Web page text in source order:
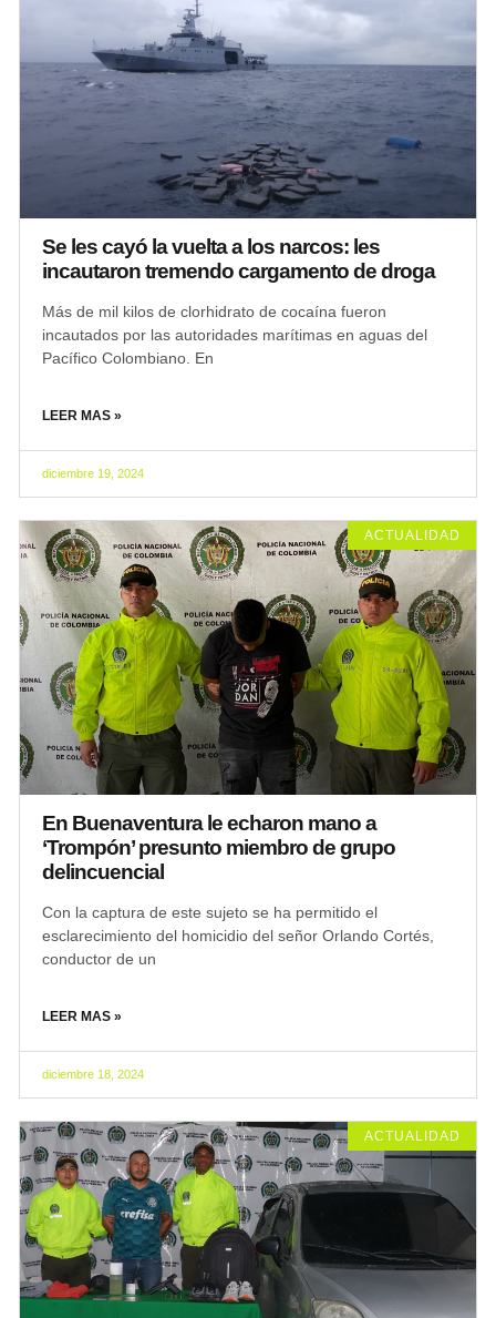
Se les cayó la vuelta a los narcos: les
incautaron tremendo cargamento de droga
Más de mil kilos de clorhidrato de cocaína fueron
incautados por las autoridades marítimas en aguas del
Pacífico Colombiano. En
LEER MAS »
diciembre 19, 2024
ACTUALIDAD
En Buenaventura le echaron mano a
‘Trompón’ presunto miembro de grupo
delincuencial
Con la captura de este sujeto se ha permitido el
esclarecimiento del homicidio del señor Orlando Cortés,
conductor de un
LEER MAS »
diciembre 18, 2024
ACTUALIDAD